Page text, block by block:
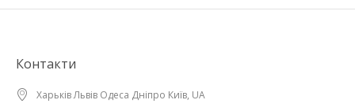
Контакти
Харьків Львів Одеса Дніпро Київ, UA